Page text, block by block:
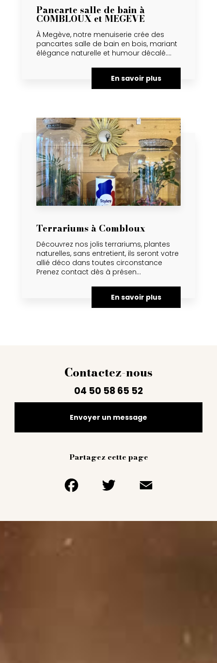
Pancarte salle de bain à
COMBLOUX et MEGEVE
À Megève, notre menuiserie crée des
pancartes salle de bain en bois, mariant
élégance naturelle et humour décalé....
En savoir plus
Terrariums à Combloux
Découvrez nos jolis terrariums, plantes
naturelles, sans entretient, ils seront votre
allié déco dans toutes circonstance
Prenez contact dès à présen...
En savoir plus
Contactez-nous
04 50 58 65 52
Envoyer un message
Partagez cette page